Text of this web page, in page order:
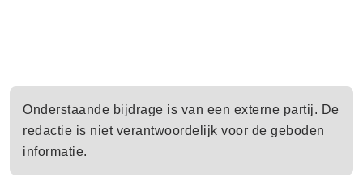
Onderstaande bijdrage is van een externe partij. De
redactie is niet verantwoordelijk voor de geboden
informatie.